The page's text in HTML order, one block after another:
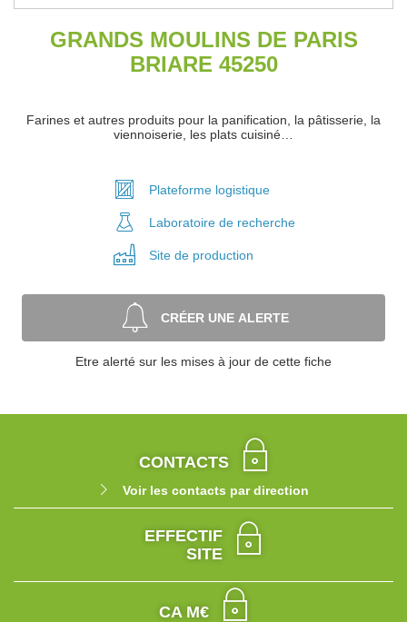
GRANDS MOULINS DE PARIS
BRIARE 45250
Farines et autres produits pour la panification, la pâtisserie, la
viennoiserie, les plats cuisiné…
Plateforme logistique
Laboratoire de recherche
Site de production
CRÉER UNE ALERTE
Etre alerté sur les mises à jour de cette fiche
CONTACTS
Voir les contacts par direction
EFFECTIF
SITE
CA M€